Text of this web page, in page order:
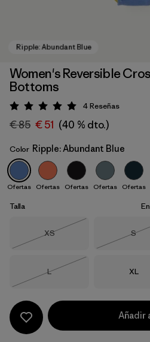
Ripple: Abundant Blue
Women's Reversible
Bottoms
Puntuación: 5 / 5
4Reseñas
€ 85 € 51 (40 % dto.)
Color Ripple: Abundant Blue
Ofertas Ofertas Ofertas Ofertas Ofertas
Talla
Talla
XS
Talla
S
Talla
L
Talla
XL
Añadir